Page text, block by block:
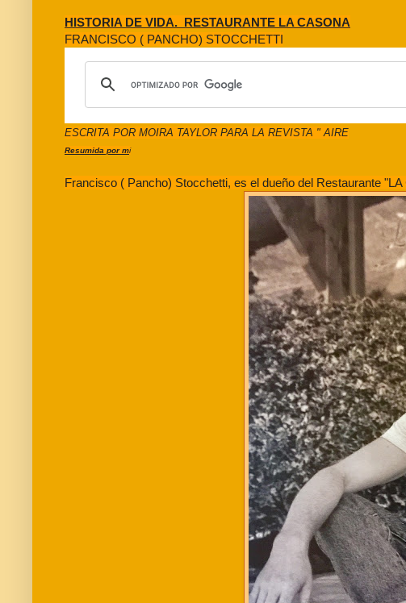
HISTORIA DE VIDA. RESTAURANTE LA CASONA
FRANCISCO ( PANCHO) STOCCHETTI
ESCRITA POR MOIRA TAYLOR PARA LA REVISTA " AIRE
Resumida por mi
Francisco ( Pancho) Stocchetti, es el dueño del Restaurante